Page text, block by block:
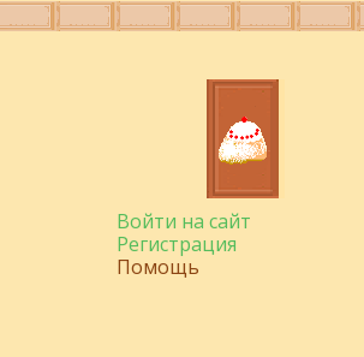
Войти на сайт
Регистрация
Помощь